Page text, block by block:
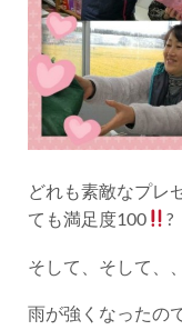
どれも素敵なプレ
ても満足度100
?
そして、そして、、
雨が強くなったの